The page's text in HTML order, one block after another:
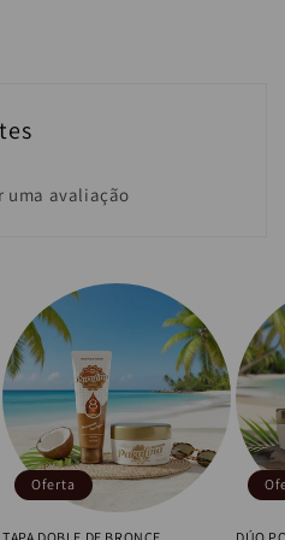
uma avaliação
Oferta